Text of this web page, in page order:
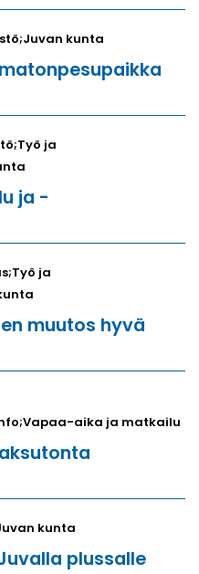
kunta
ja
ja -
ja
muutos hyvä
aika ja matkailu
kunta
plussalle